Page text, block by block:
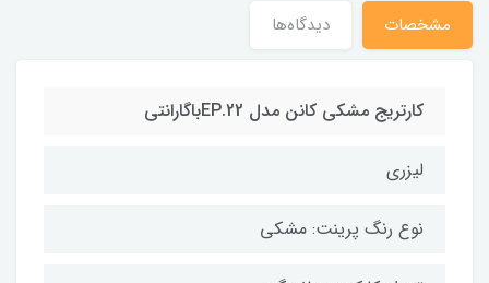
مشخصات دیدگاه‌ها
کارتریج مشکی کانن مدل EP.22باگارانتی
لیزری
نوع رنگ پرینت: مشکی